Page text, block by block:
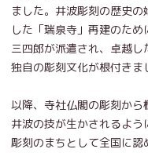
ました。井波彫刻の歴史
した「瑞泉寺」再建のた
三四郎が派遣され、卓越し
独自の彫刻文化が根付きま
以降、寺社仏閣の彫刻か
井波の技が生かされるよ
彫刻のまちとして全国に認